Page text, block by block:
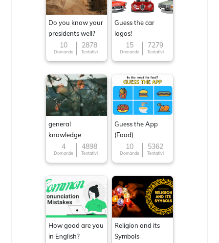
Do you know your
presidents well?
10
Domande
2878
Tentativi
Guess the car
logos!
15
Domande
7279
Tentativi
general
knowledge
4
Domande
4898
Tentativi
Guess the App
(Food)
10
Domande
5362
Tentativi
How good are you
in English?
Religion and its
Symbols